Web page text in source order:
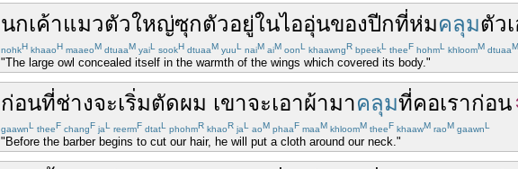
นกเค้าแมวตัวใหญ่ซุกตัวอยู่ในไออุ่นของปีกที่ห่มคลุมตัว
nohkH khaaoH maaeoM dtuaaM yaiL sookH dtuaaM yuuL naiM aiM oonL khaawngR bpeekL theeF hohmL khloomM dtuaaM
"The large owl concealed itself in the warmth of the wings which covered its body."
ก่อนที่ช่างจะเริ่มตัดผม เขาจะเอาผ้ามาคลุมที่คอเราก่อน
gaawnL theeF changF jaL reermF dtatL phohmR khaoR jaL aoM phaaF maaM khloomM theeF khaawM raoM gaawnL
"Before the barber begins to cut our hair, he will put a cloth around our neck."